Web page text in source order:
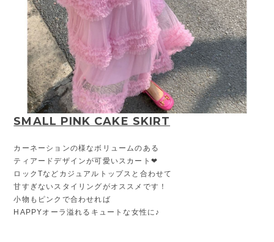
SMALL PINK CAKE SKIRT
カーネーションの様なボリュームのある
ティアードデザインが可愛いスカート❤︎
ロックTなどカジュアルトップスと合わせて
甘すぎないスタイリングがオススメです！
小物もピンクで合わせれば
HAPPYオーラ溢れるキュートな女性に♪